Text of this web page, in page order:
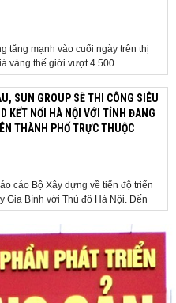
tăng mạnh vào cuối ngày trên thị
vàng thế giới vượt 4.500
2-6, giá vàng hôm nay trên thị
giao dịch ở mức 4.520
35 USD/ounce so với buổi
có thời điểm giá vàng...
SUN GROUP SẼ THI CÔNG SIÊU
KẾT NỐI HÀ NỘI VỚI TỈNH ĐANG
THÀNH PHỐ TRỰC THUỘC
cáo Bộ Xây dựng về tiến độ triển
Gia Bình với Thủ đô Hà Nội. Đến
bị đầu tư của dự án đã ghi nhận